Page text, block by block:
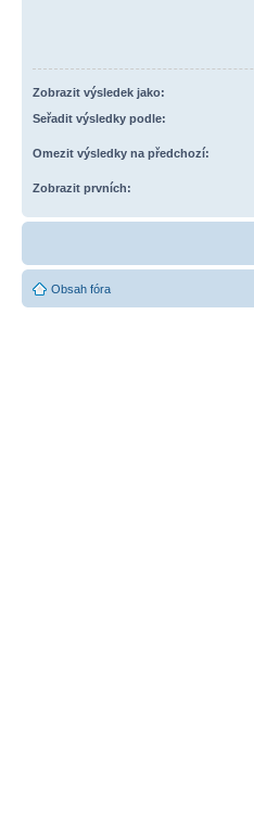
Zobrazit výsledek jako:
Seřadit výsledky podle:
Omezit výsledky na předchozí:
Zobrazit prvních:
Obsah fóra